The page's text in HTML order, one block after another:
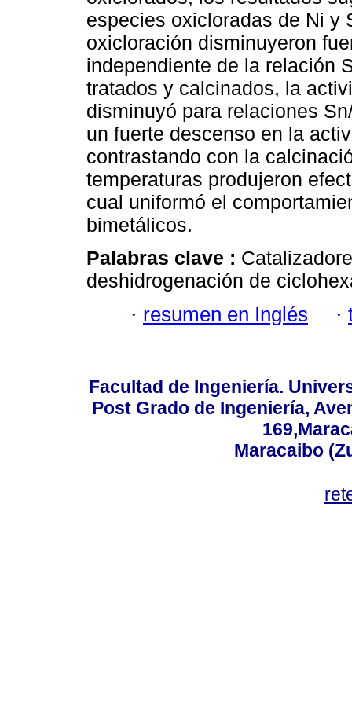
especies oxicloradas de Ni y
oxicloración disminuyeron
independiente de la relación
tratados y calcinados, la
disminuyó para relaciones
un fuerte descenso en la
contrastando con la
temperaturas produjeron
cual uniformó el
bimetálicos.
Palabras clave :
deshidrogenación de
· resumen en Inglés ·
Facultad de Ingeniería.
Post Grado de Ingeniería,
Maracaibo